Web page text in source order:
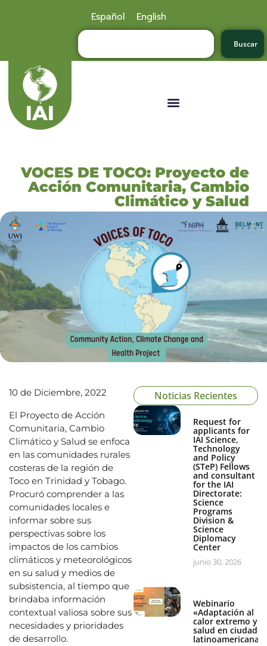
Español English
Buscar
VOCES DE TOCO: Proyecto de
Acción Comunitaria, Cambio
Climático y Salud
10 de Diciembre, 2022
El Proyecto de Acción
Comunitaria, Cambio
Climático y Salud se enfoca
en las comunidades rurales
costeras de la región de
Toco en Trinidad y Tobago.
Procuró comprender a las
comunidades locales e
informar sobre sus
perspectivas sobre los
impactos de los cambios
climáticos y meteorológicos
en su salud y medios de
subsistencia, al tiempo que
brindaba información
contextual valiosa sobre sus
necesidades y prioridades
de desarrollo.
Noticias Recientes
Request for
applicants for
IAI Science,
Technology
and Policy
(STeP) Fellows
and consultant
for the IAI
Directorate:
Science
Programs
Division &
Science
Diplomacy
Center
junio 30, 2026
Webinario
«Adaptación al
calor extremo y
salud en ciudades